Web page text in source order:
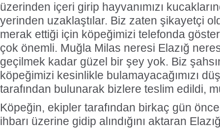
üzerinden içeri girip hayvanımızı
yerinden uzaklaştılar. Biz zaten şikayetçi
merak ettiği için köpeğimizi telefonda
çok önemli. Muğla Milas neresi Elazığ
geçilmek kadar güzel bir şey yok. Biz
köpeğimizi kesinlikle bulamayacağımızı
tarafından bulunarak bizlere teslim edildi,
Köpeğin, ekipler tarafından birkaç gün
ihbarı üzerine gidip alındığını aktaran